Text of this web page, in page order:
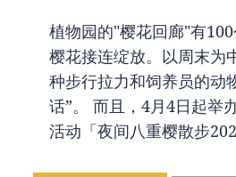
植物园的"樱花回廊"有
樱花接连绽放。以周末为
种步行拉力和饲养员的动
话”。 而且，4月4日起举
活动「夜间八重樱散步